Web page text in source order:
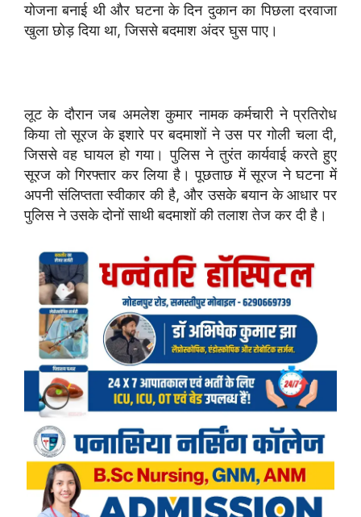
योजना बनाई थी और घटना के दिन दुकान का पिछला दरवाजा
खुला छोड़ दिया था, जिससे बदमाश अंदर घुस पाए।
लूट के दौरान जब अमलेश कुमार नामक कर्मचारी ने प्रतिरोध
किया तो सूरज के इशारे पर बदमाशों ने उस पर गोली चला दी,
जिससे वह घायल हो गया। पुलिस ने तुरंत कार्यवाई करते हुए
सूरज को गिरफ्तार कर लिया है। पूछताछ में सूरज ने घटना में
अपनी संलिप्तता स्वीकार की है, और उसके बयान के आधार पर
पुलिस ने उसके दोनों साथी बदमाशों की तलाश तेज कर दी है।